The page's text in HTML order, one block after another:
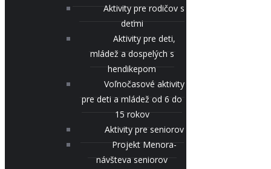
Aktivity pre rodičov s
deťmi
Aktivity pre deti,
mládež a dospelých s
hendikepom
Voľnočasové aktivity
pre deti a mládež od 6 do
15 rokov
Aktivity pre seniorov
Projekt Menora-
návšteva seniorov